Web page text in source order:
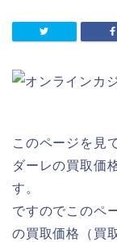
このページを見
ダーレの買取価
す。
ですのでこのペ
の買取価格（買